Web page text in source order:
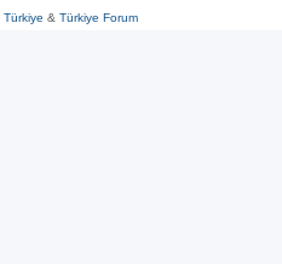
& Türkiye Forum